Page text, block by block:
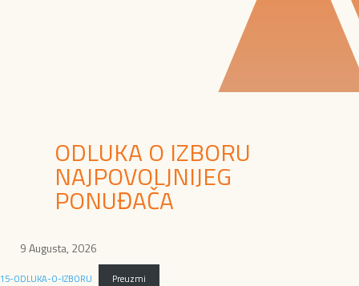
ODLUKA O IZBORU
NAJPOVOLJNIJEG
PONUĐAČA
9 Augusta, 2026
15-ODLUKA-O-IZBORU Preuzmi